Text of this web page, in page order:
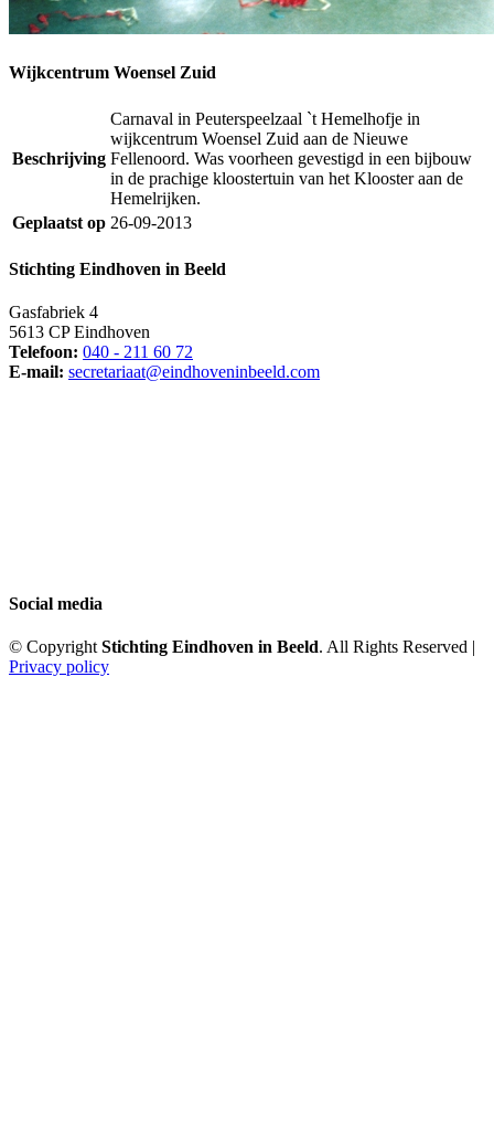
Wijkcentrum Woensel Zuid
Beschrijving
Carnaval in Peuterspeelzaal `t Hemelhofje in
wijkcentrum Woensel Zuid aan de Nieuwe
Fellenoord. Was voorheen gevestigd in een bijbouw
in de prachige kloostertuin van het Klooster aan de
Hemelrijken.
Geplaatst op 26-09-2013
Stichting Eindhoven in Beeld
Gasfabriek 4
5613 CP Eindhoven
Telefoon: 040 - 211 60 72
E-mail: secretariaat@eindhoveninbeeld.com
Social media
© Copyright Stichting Eindhoven in Beeld. All Rights Reserved |
Privacy policy